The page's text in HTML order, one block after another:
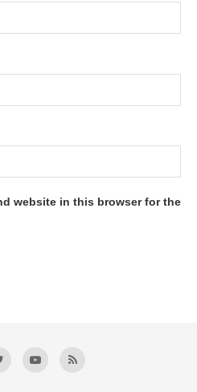
website in this browser for the